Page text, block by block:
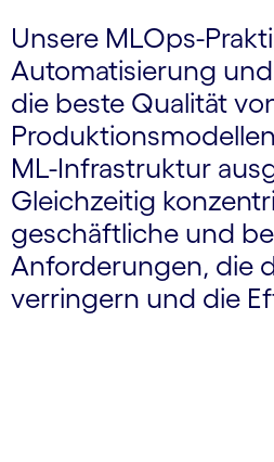
Unsere MLOps-
Automatisierung
die beste Qualität
ML-Infrastruktur
Gleichzeitig
geschäftliche und
Anforderungen, die
verringern und die